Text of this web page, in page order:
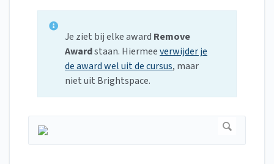
Je ziet bij elke award Remove
Awardstaan. Hiermeeverwijder je
de award wel uit de cursus, maar
niet uit Brightspace.